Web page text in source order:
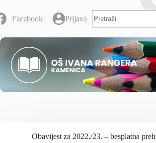
Facebook Prijava
Obavijest za 2022./23. – besplatna